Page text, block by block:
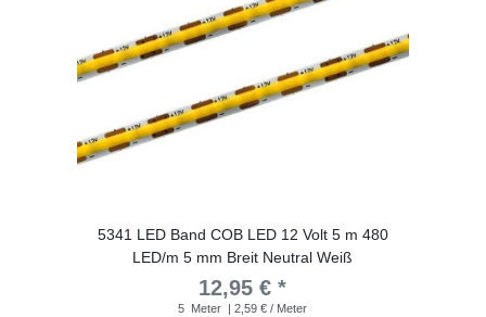
5341 LED Band COB LED 12 Volt 5 m 480
LED/m 5 mm Breit Neutral Weiß
12,95 € *
5 Meter | 2,59 € / Meter